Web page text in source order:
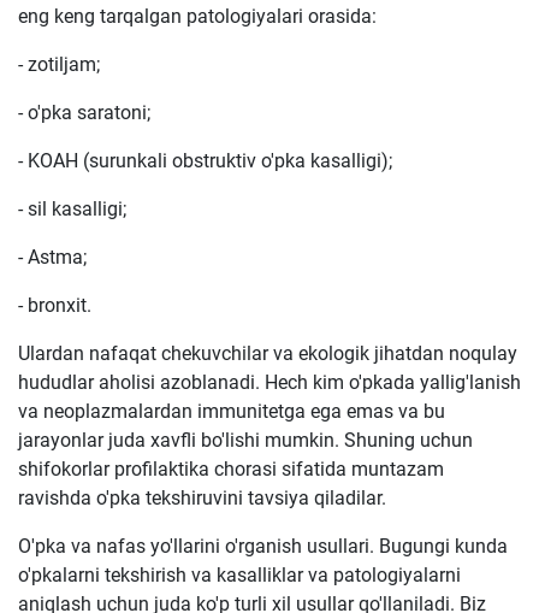
eng keng tarqalgan patologiyalari orasida:
- zotiljam;
- o'pka saratoni;
- KOAH (surunkali obstruktiv o'pka kasalligi);
- sil kasalligi;
- Astma;
- bronxit.
Ulardan nafaqat chekuvchilar va ekologik jihatdan noqulay
hududlar aholisi azoblanadi. Hech kim o'pkada yallig'lanish
va neoplazmalardan immunitetga ega emas va bu
jarayonlar juda xavfli bo'lishi mumkin. Shuning uchun
shifokorlar profilaktika chorasi sifatida muntazam
ravishda o'pka tekshiruvini tavsiya qiladilar.
O'pka va nafas yo'llarini o'rganish usullari. Bugungi kunda
o'pkalarni tekshirish va kasalliklar va patologiyalarni
aniqlash uchun juda ko'p turli xil usullar qo'llaniladi. Biz